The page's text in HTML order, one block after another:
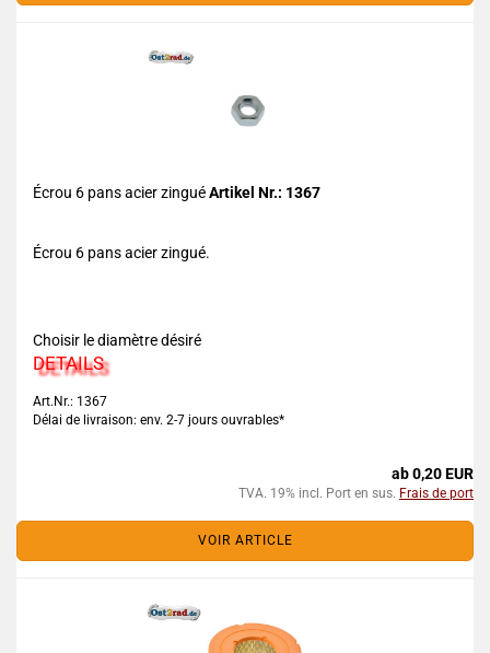
Écrou 6 pans acier zinguéArtikel Nr.: 1367
Écrou 6 pans acier zingué.
Choisir le diamètre désiré
DETAILS
Art.Nr.: 1367
Délai de livraison: env. 2-7 jours ouvrables*
ab 0,20 EUR
TVA. 19% incl. Port en sus. Frais de port
VOIR ARTICLE